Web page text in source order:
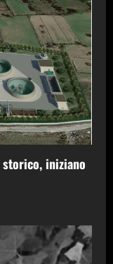
storico, iniziano